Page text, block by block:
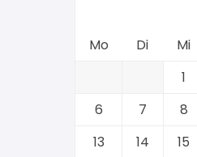
Mo
Di Mi
1
6
7 8
13
14 15